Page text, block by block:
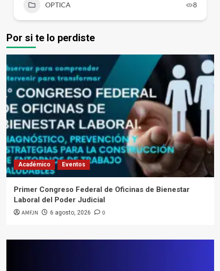
OPTICA 8
Por si te lo perdiste
Académico Eventos
Primer Congreso Federal de Oficinas de Bienestar
Laboral del Poder Judicial
AMFJN 6 agosto, 2026 0